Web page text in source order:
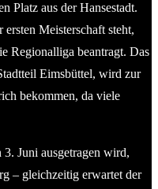
Platz aus der Hansestadt.
Meisterschaft steht,
Regionalliga beantragt. Das
Eimsbüttel, wird zur
bekommen, da viele
Juni ausgetragen wird,
– gleichzeitig erwartet der